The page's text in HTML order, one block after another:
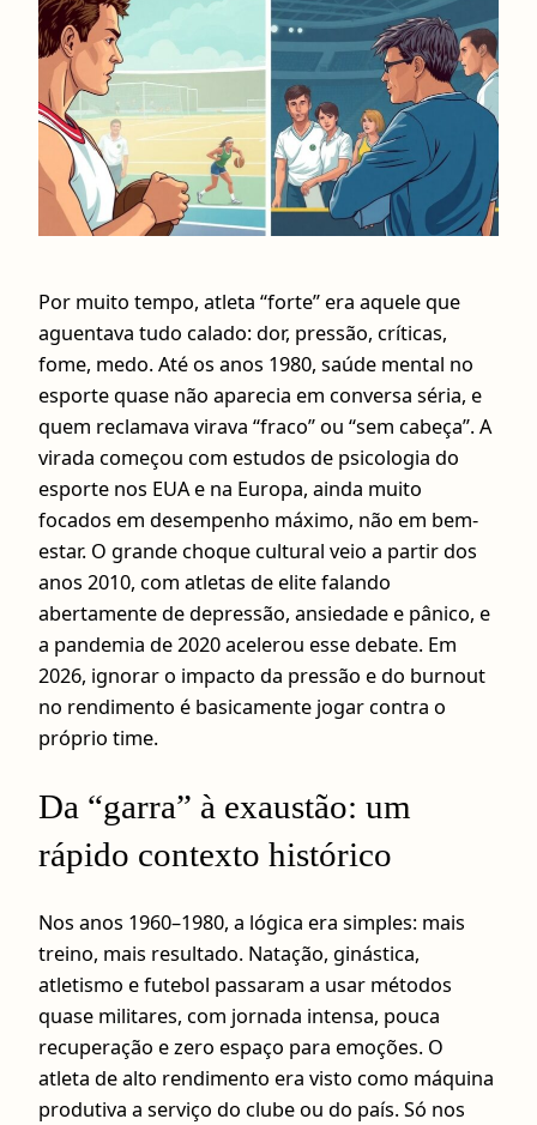
Por muito tempo, atleta “forte” era aquele que
aguentava tudo calado: dor, pressão, críticas,
fome, medo. Até os anos 1980, saúde mental no
esporte quase não aparecia em conversa séria, e
quem reclamava virava “fraco” ou “sem cabeça”. A
virada começou com estudos de psicologia do
esporte nos EUA e na Europa, ainda muito
focados em desempenho máximo, não em bem-
estar. O grande choque cultural veio a partir dos
anos 2010, com atletas de elite falando
abertamente de depressão, ansiedade e pânico, e
a pandemia de 2020 acelerou esse debate. Em
2026, ignorar o impacto da pressão e do burnout
no rendimento é basicamente jogar contra o
próprio time.
Da “garra” à exaustão: um
rápido contexto histórico
Nos anos 1960–1980, a lógica era simples: mais
treino, mais resultado. Natação, ginástica,
atletismo e futebol passaram a usar métodos
quase militares, com jornada intensa, pouca
recuperação e zero espaço para emoções. O
atleta de alto rendimento era visto como máquina
produtiva a serviço do clube ou do país. Só nos